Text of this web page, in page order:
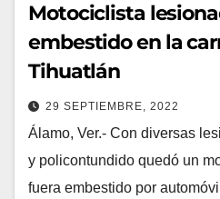
Motociclista
embestido en la
Tihuatlán
29 SEPTIEMBRE, 2022
Álamo, Ver.- Con diversas
y policontundido quedó un
fuera embestido por